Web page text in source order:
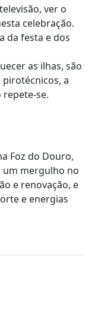
ver o
celebração.
da festa e dos
as ilhas, são
pirotécnicos, a
repete-se.
Foz do Douro,
um mergulho no
e renovação, e
e energias